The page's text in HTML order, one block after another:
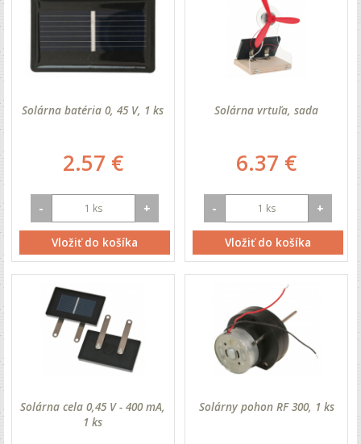
Solárna batéria 0, 45 V, 1 ks
2.57 €
- +
Vložiť do košíka
Solárna vrtuľa, sada
6.37 €
- +
Vložiť do košíka
Solárna cela 0,45 V - 400 mA,
1 ks
Solárny pohon RF 300, 1 ks